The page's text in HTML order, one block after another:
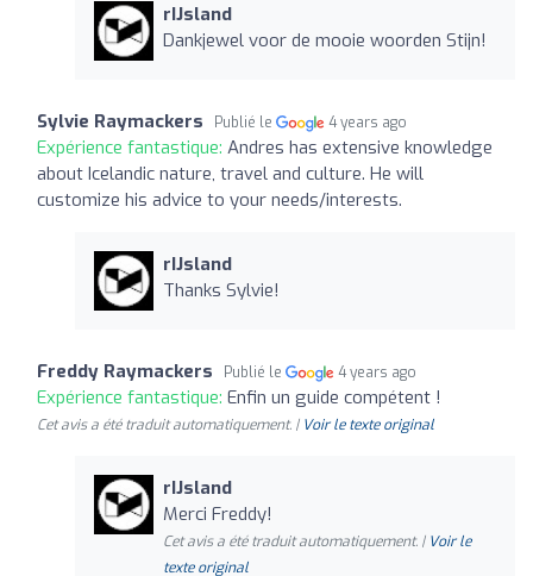
rIJsland
Dankjewel voor de mooie woorden Stijn!
Sylvie Raymackers Publié le 4 years ago
Expérience fantastique: Andres has extensive knowledge
about Icelandic nature, travel and culture. He will
customize his advice to your needs/interests.
rIJsland
Thanks Sylvie!
Freddy Raymackers Publié le 4 years ago
Expérience fantastique: Enfin un guide compétent !
Cet avis a été traduit automatiquement. | Voir le texte original
rIJsland
Merci Freddy!
Cet avis a été traduit automatiquement. | Voir le
texte original